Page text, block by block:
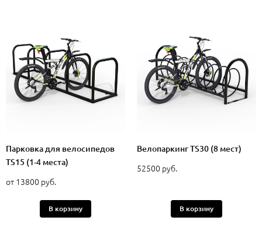
Парковка для велосипедов
TS15 (1-4 места)
от 13800 руб.
В корзину
Велопаркинг TS30 (8 мест)
52500 руб.
В корзину